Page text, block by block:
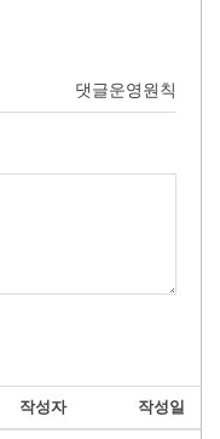
댓글운영원칙
작성자 작성일